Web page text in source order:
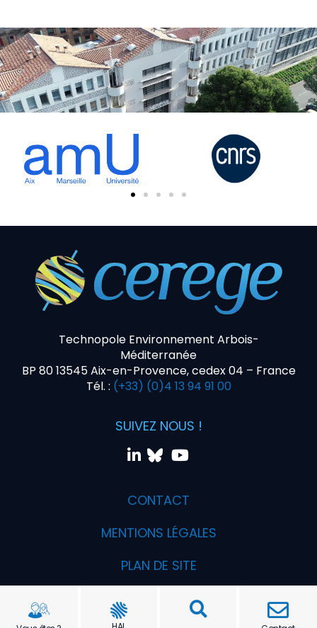
Technopole Environnement Arbois-
Méditerranée
BP 80 13545 Aix-en-Provence, cedex 04 – France
Tél. : (+33) (0)4 13 94 91 00
SUIVEZ NOUS !
CONTACT
MENTIONS LÉGALES
PLAN DE SITE